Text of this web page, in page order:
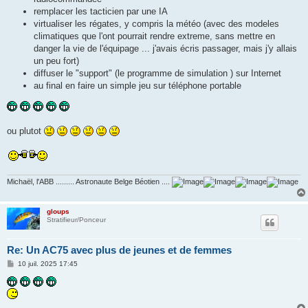
remplacer les tacticien par une IA
virtualiser les régates, y compris la météo (avec des modeles
climatiques que l'ont pourrait rendre extreme, sans mettre en
danger la vie de l'équipage ... j'avais écris passager, mais j'y allais
un peu fort)
diffuser le "support" (le programme de simulation ) sur Internet
au final en faire un simple jeu sur téléphone portable
ou plutot
Michaël, l'ABB ......... Astronaute Belge Béotien ....
gloups
Stratifieur/Ponceur
Re: Un AC75 avec plus de jeunes et de femmes
M
s
s
a
10 juil. 2025 17:45